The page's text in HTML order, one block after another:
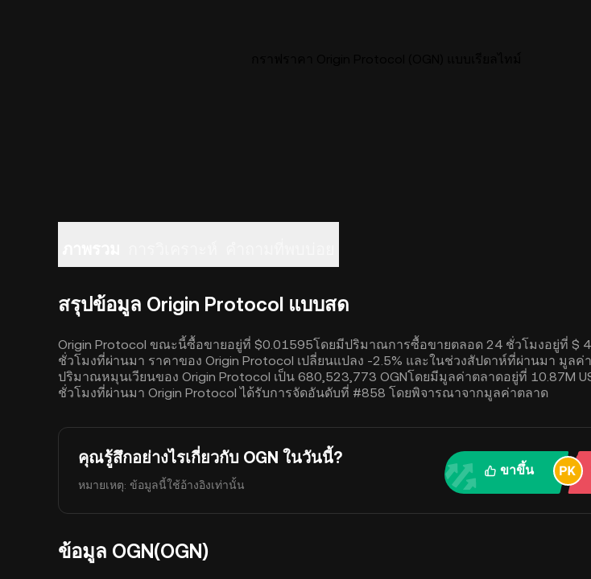
สรุปข้อมูล Origin Protocol แบบสด
Origin Protocol ขณะนี้ซื้อขายอยู่ที่ $0.01595โดยมีปริมาณการซื้อขายตลอด 24 ชั่วโมงอยู่ที่ $
ชั่วโมงที่ผ่านมา ราคาของ Origin Protocol เปลี่ยนแปลง -2.5% และในช่วงสัปดาห์ที่ผ่านมา มูลค่
ปริมาณหมุนเวียนของ Origin Protocol เป็น 680,523,773 OGNโดยมีมูลค่าตลาดอยู่ที่ 10.87M
ชั่วโมงที่ผ่านมา Origin Protocol ได้รับการจัดอันดับที่ #858 โดยพิจารณาจากมูลค่าตลาด
คุณรู้สึกอย่างไรเกี่ยวกับ OGN ในวันนี้?
หมายเหตุ: ข้อมูลนี้ใช้อ้างอิงเท่านั้น
ขาขึ้น
ข้อมูล OGN(OGN)